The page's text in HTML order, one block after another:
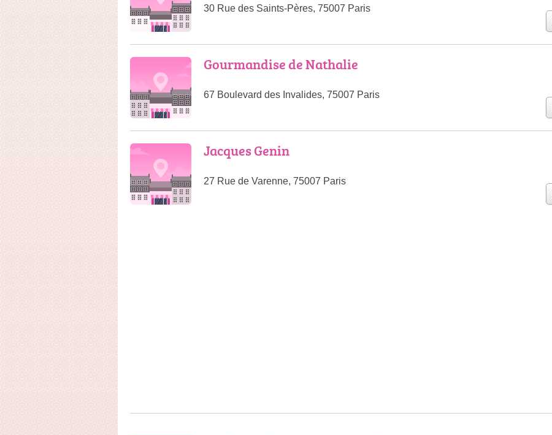
30 Rue des Saints-Pères, 75007 Paris
Gourmandise de Nathalie
67 Boulevard des Invalides, 75007 Paris
Jacques Genin
27 Rue de Varenne, 75007 Paris